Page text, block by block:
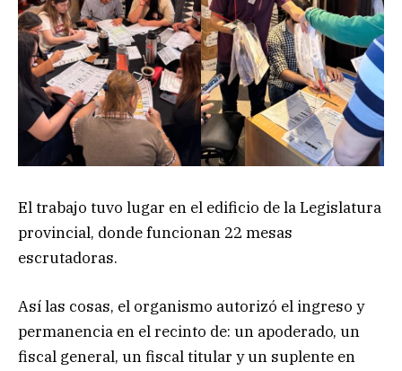
El trabajo tuvo lugar en el edificio de la Legislatura
provincial, donde funcionan 22 mesas
escrutadoras.
Así las cosas, el organismo autorizó el ingreso y
permanencia en el recinto de: un apoderado, un
fiscal general, un fiscal titular y un suplente en